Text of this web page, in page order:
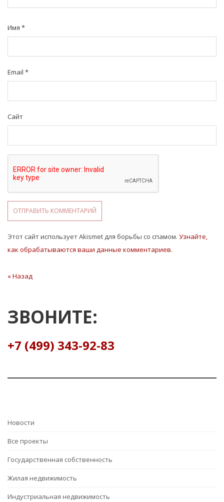
Имя *
Email *
Сайт
Этот сайт использует Akismet для борьбы со спамом. Узнайте,
как обрабатываются ваши данные комментариев.
Навигация
записям
« Назад
ЗВОНИТЕ:
+7 (499) 343-92-83
Hовости
Все проекты
Государственная собственность
Жилая недвижимость
Индустриальная недвижимость